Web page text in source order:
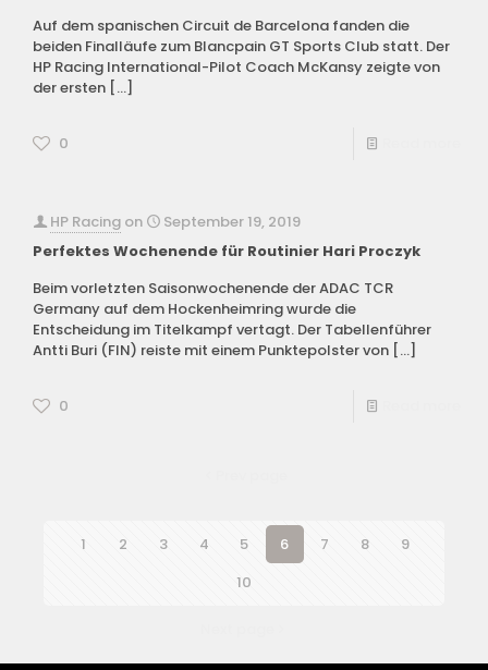
Auf dem spanischen Circuit de Barcelona fanden die
beiden Finalläufe zum Blancpain GT Sports Club statt. Der
HP Racing International-Pilot Coach McKansy zeigte von
der ersten […]
0
HP Racing on
September 19, 2019
Perfektes Wochenende für Routinier Hari Proczyk
Beim vorletzten Saisonwochenende der ADAC TCR
Germany auf dem Hockenheimring wurde die
Entscheidung im Titelkampf vertagt. Der Tabellenführer
Antti Buri (FIN) reiste mit einem Punktepolster von […]
0
1 2 3 4 5 6 7 8
9
10